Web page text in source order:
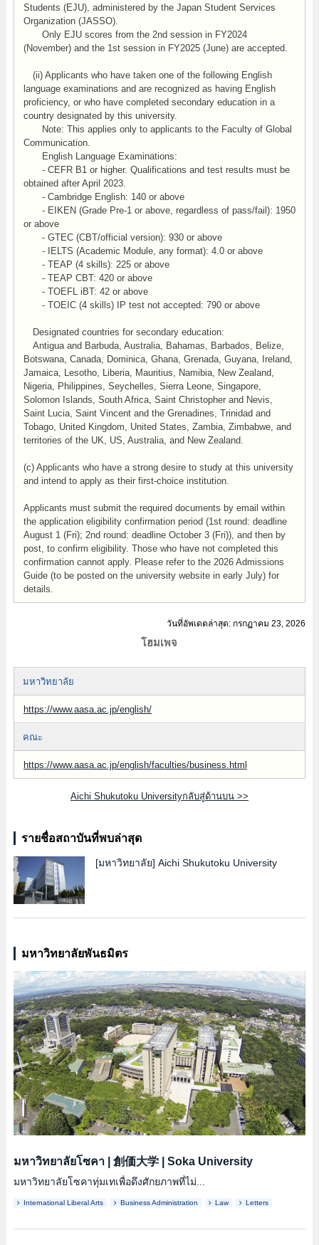
Students (EJU), administered by the Japan Student Services
Organization (JASSO).
Only EJU scores from the 2nd session in FY2024
(November) and the 1st session in FY2025 (June) are accepted.
(ii) Applicants who have taken one of the following English
language examinations and are recognized as having English
proficiency, or who have completed secondary education in a
country designated by this university.
Note: This applies only to applicants to the Faculty of Global
Communication.
English Language Examinations:
- CEFR B1 or higher. Qualifications and test results must be
obtained after April 2023.
- Cambridge English: 140 or above
- EIKEN (Grade Pre-1 or above, regardless of pass/fail): 1950
or above
- GTEC (CBT/official version): 930 or above
- IELTS (Academic Module, any format): 4.0 or above
- TEAP (4 skills): 225 or above
- TEAP CBT: 420 or above
- TOEFL iBT: 42 or above
- TOEIC (4 skills) IP test not accepted: 790 or above
Designated countries for secondary education:
Antigua and Barbuda, Australia, Bahamas, Barbados, Belize,
Botswana, Canada, Dominica, Ghana, Grenada, Guyana, Ireland,
Jamaica, Lesotho, Liberia, Mauritius, Namibia, New Zealand,
Nigeria, Philippines, Seychelles, Sierra Leone, Singapore,
Solomon Islands, South Africa, Saint Christopher and Nevis,
Saint Lucia, Saint Vincent and the Grenadines, Trinidad and
Tobago, United Kingdom, United States, Zambia, Zimbabwe, and
territories of the UK, US, Australia, and New Zealand.
(c) Applicants who have a strong desire to study at this university
and intend to apply as their first-choice institution.
Applicants must submit the required documents by email within
the application eligibility confirmation period (1st round: deadline
August 1 (Fri); 2nd round: deadline October 3 (Fri)), and then by
post, to confirm eligibility. Those who have not completed this
confirmation cannot apply. Please refer to the 2026 Admissions
Guide (to be posted on the university website in early July) for
details.
วันที่อัพเดตล่าสุด: กรกฏาคม 23, 2026
โฮมเพจ
มหาวิทยาลัย
https://www.aasa.ac.jp/english/
คณะ
https://www.aasa.ac.jp/english/faculties/business.html
Aichi Shukutoku Universityกลับสู่ด้านบน >>
รายชื่อสถาบันที่พบล่าสุด
[มหาวิทยาลัย] Aichi Shukutoku University
มหาวิทยาลัยพันธมิตร
มหาวิทยาลัยโซคา| 創価大学| Soka University
มหาวิทยาลัยโซคาทุ่มเทเพื่อดึงศักยภาพที่ไม่...
International Liberal Arts Business Administration Law Letters